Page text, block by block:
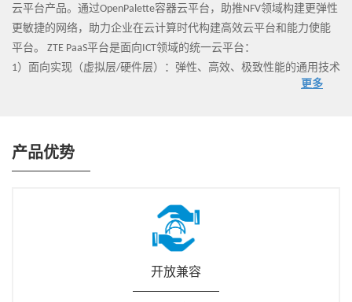
云平台产品。通过OpenPalette容器云平台，助推NFV领域构建更弹性
更敏捷的网络，助力企业在云计算时代构建高效云平台和能力使能
平台。 ZTE PaaS平台是面向ICT领域的统一云平台：
1）面向实现（虚拟层/硬件层）：弹性、高效、极致性能的通用技术
更多
产品优势
开放兼容